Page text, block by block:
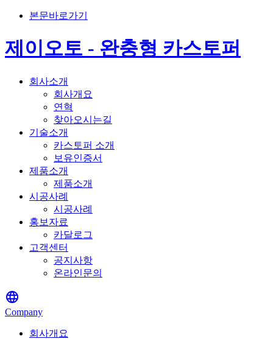
본문바로가기
제이오토 - 완충형 카스토퍼
회사소개
회사개요
연혁
찾아오시는길
기술소개
카스토퍼 소개
보유인증서
제품소개
제품소개
시공사례
시공사례
홍보자료
카달로그
고객센터
공지사항
온라인문의
language
Company
회사개요